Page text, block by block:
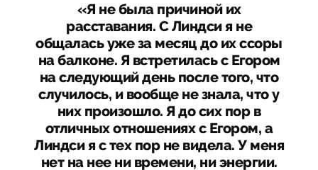
«Я не была причиной их
расставания. С Линдси я не
общалась уже за месяц до их ссоры
на балконе. Я встретилась с Егором
на следующий день после того, что
случилось, и вообще не знала, что у
них произошло. Я до сих пор в
отличных отношениях с Егором, а
Линдси я с тех пор не видела. У меня
нет на нее ни времени, ни энергии.